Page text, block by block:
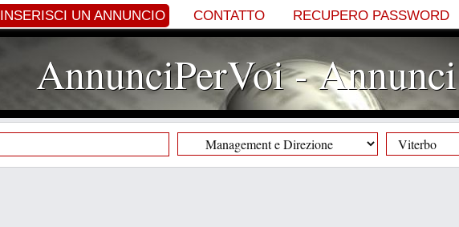
INSERISCI UN ANNUNCIO CONTATTO RECUPERO PASSWORD
AnnunciPerVoi -